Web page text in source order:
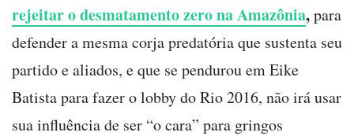
rejeitar o desmatamento zero na Amazônia,para
defender a mesma corja predatória que sustenta seu
partido e aliados, e que se pendurou em Eike
Batista para fazer o lobby do Rio 2016, não irá usar
sua influência de ser “o cara” para gringos